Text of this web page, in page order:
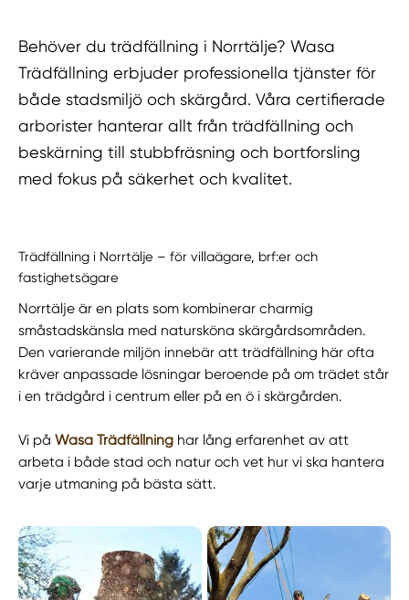
Behöver du trädfällning i Norrtälje? Wasa
Trädfällning erbjuder professionella tjänster för
både stadsmiljö och skärgård. Våra certifierade
arborister hanterar allt från trädfällning och
beskärning till stubbfräsning och bortforsling
med fokus på säkerhet och kvalitet.
Trädfällning i Norrtälje – för villaägare, brf:er och
fastighetsägare
Norrtälje är en plats som kombinerar charmig
småstadskänsla med natursköna skärgårdsområden.
Den varierande miljön innebär att trädfällning här ofta
kräver anpassade lösningar beroende på om trädet står
i en trädgård i centrum eller på en ö i skärgården.
Vi påWasa Trädfällning har lång erfarenhet av att
arbeta i både stad och natur och vet hur vi ska hantera
varje utmaning på bästa sätt.